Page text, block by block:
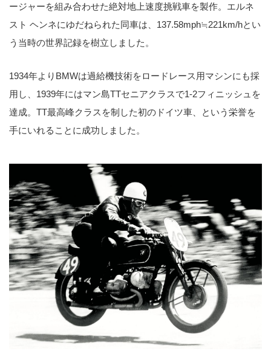
ージャーを組み合わせた絶対地上速度挑戦車を製作。エルネ
スト ヘンネにゆだねられた同車は、137.58mph≒221km/hとい
う当時の世界記録を樹立しました。
1934年よりBMWは過給機技術をロードレース用マシンにも採
用し、1939年にはマン島TTセニアクラスで1-2フィニッシュを
達成。TT最高峰クラスを制した初のドイツ車、という栄誉を
手にいれることに成功しました。